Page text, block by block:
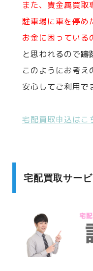
また、貴金属買取
駐車場に車を停め
お金に困っている
と思われるので躊
このようにお考え
安心してご利用で
宅配買取申込はこ
宅配買取サー